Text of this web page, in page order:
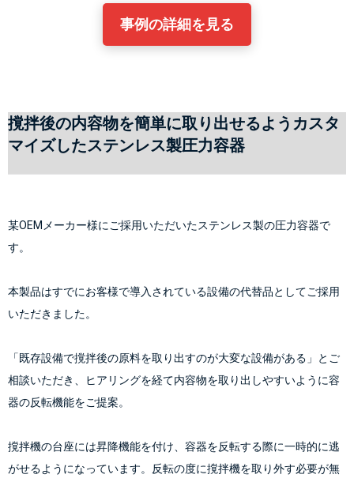
事例の詳細を見る
撹拌後の内容物を簡単に取り出せるようカスタ
マイズしたステンレス製圧力容器
某OEMメーカー様にご採用いただいたステンレス製の圧力容器で
す。
本製品はすでにお客様で導入されている設備の代替品としてご採用
いただきました。
「既存設備で撹拌後の原料を取り出すのが大変な設備がある」とご
相談いただき、ヒアリングを経て内容物を取り出しやすいように容
器の反転機能をご提案。
撹拌機の台座には昇降機能を付け、容器を反転する際に一時的に逃
がせるようになっています。反転の度に撹拌機を取り外す必要が無